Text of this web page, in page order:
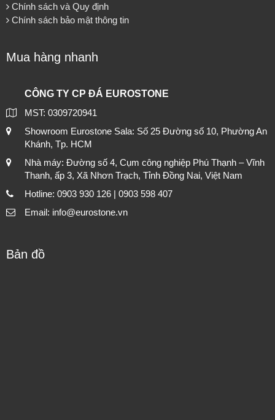
Chính sách và Quy định
Chính sách bảo mật thông tin
Mua hàng nhanh
CÔNG TY CP ĐÁ EUROSTONE
MST: 0309720941
Showroom Eurostone Sala: Số 25 Đường số 10, Phường An
Khánh, Tp. HCM
Nhà máy: Đường số 4, Cụm công nghiệp Phú Thạnh – Vĩnh
Thanh, ấp 3, Xã Nhơn Trạch, Tỉnh Đồng Nai, Việt Nam
Hotline: 0903 930 126 | 0903 598 407
Email: info@eurostone.vn
Bản đồ